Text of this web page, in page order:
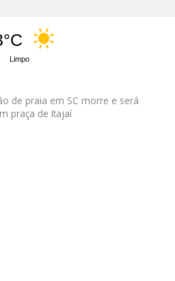
Limpo
de praia em SC morre e será
praça de Itajaí